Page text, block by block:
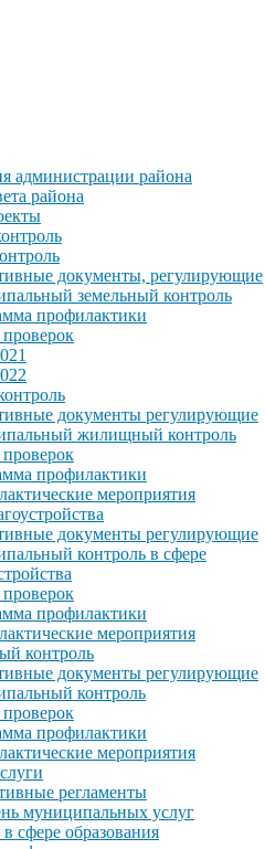
администрации района
района
документы, регулирующие
земельный контроль
профилактики
документы регулирующие
жилищный контроль
профилактики
мероприятия
документы регулирующие
контроль в сфере
профилактики
мероприятия
контроль
документы регулирующие
контроль
профилактики
мероприятия
регламенты
муниципальных услуг
сфере образования